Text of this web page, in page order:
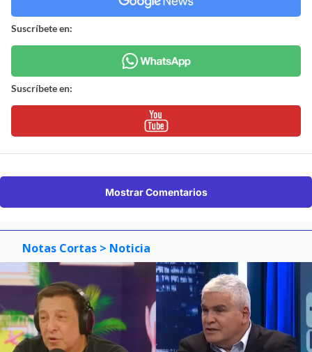
Suscríbete en:
Suscríbete en:
Mostrar Comentarios
Notas Cortas > Noticia